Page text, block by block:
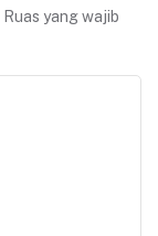
Ruas yang wajib